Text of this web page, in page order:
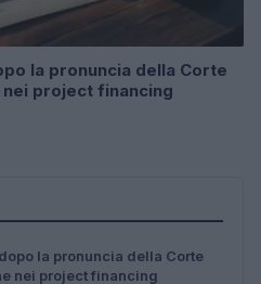
la pronuncia della Corte
project financing
la pronuncia della Corte
nei project financing